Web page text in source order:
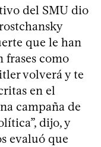
del SMU dio
que le han
frases como
volverá y te
en el
campaña de
dijo, y
evaluó que